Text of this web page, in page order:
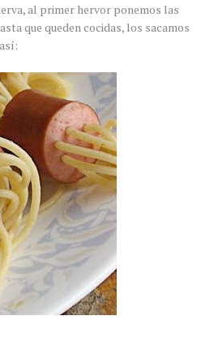
, al primer hervor ponemos las
que queden cocidas, los sacamos